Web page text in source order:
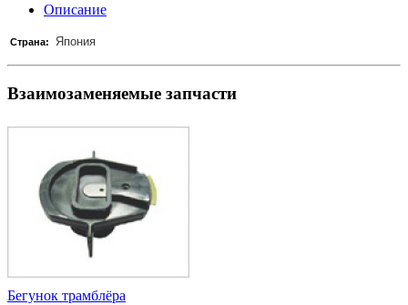
Описание
Страна: Япония
Взаимозаменяемые запчасти
Бегунок трамблёра